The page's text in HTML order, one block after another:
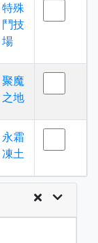
特殊
鬥技
場
聚魔
之地
永霜
凍土